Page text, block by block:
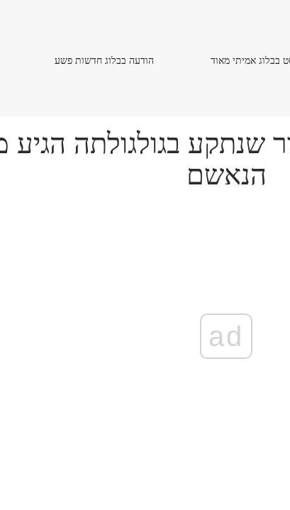
הודעה בבלוג חדשות פשעהודעה
בבלוג אמיתי מאוד
שנתקע בגולגולתה
הנאשם
ad